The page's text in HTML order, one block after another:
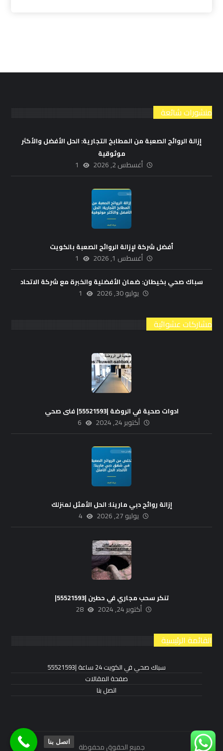
منشورات شائعة
إزالة الروائح الصعبة من المطابخ التجارية: الحل الأفضل والأكثر
موثوقية
أغسطس 2, 2026 1
أفضل شركة لإزالة الروائح الصعبة بالكويت
أغسطس 1, 2026 1
سباك صحي بخيطان: ضمان الأفضلية والخبرة مع شركة الاتحاد
يوليو 30, 2026 1
مشاركات عشوائية
ادوات صحية في الروضة |55521593| فنى صحي
أكتوبر 24, 2024 6
إزالة روائح دبي مارينا: الحل الأمثل لمنزلك
يوليو 27, 2026 4
تنكر سحب مجاري في حطين |55521593|
أكتوبر 24, 2024 28
القائمة الرئيسية
سباك صحي في الكويت 24 ساعة |55521593
صفحة المقالات
اتصل بنا
جميع الحقوق محفوظة اتصل بنا